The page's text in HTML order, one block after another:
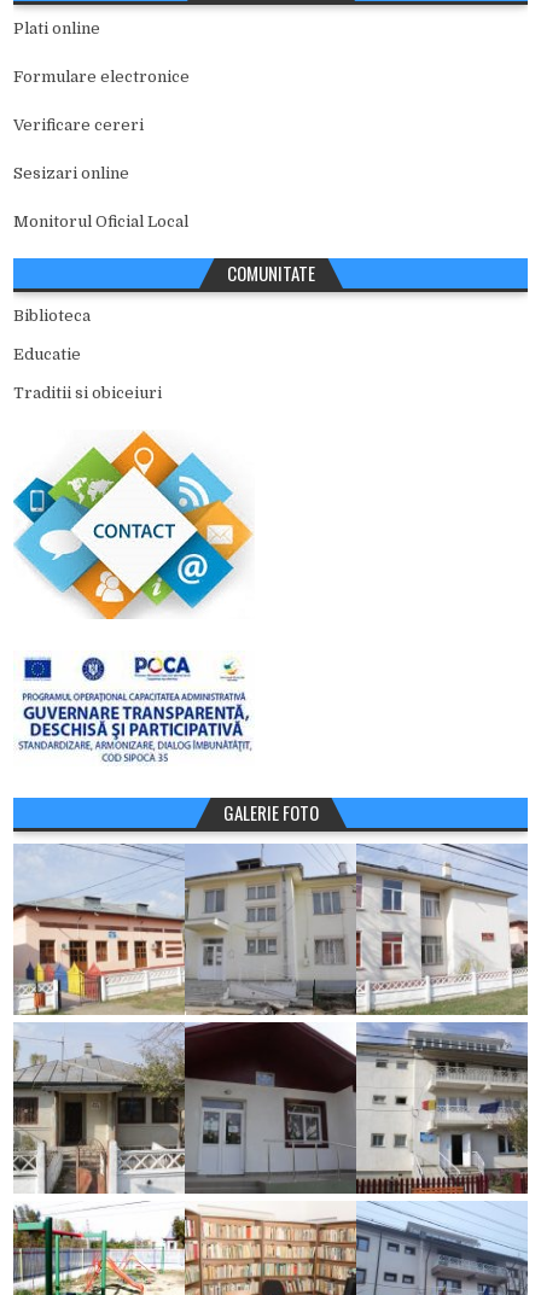
Plati online
Formulare electronice
Verificare cereri
Sesizari online
Monitorul Oficial Local
COMUNITATE
Biblioteca
Educatie
Traditii si obiceiuri
GALERIE FOTO